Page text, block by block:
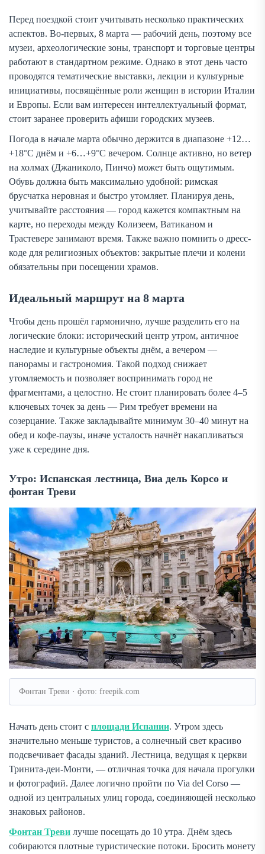
Перед поездкой стоит учитывать несколько практических
аспектов. Во-первых, 8 марта — рабочий день, поэтому все
музеи, археологические зоны, транспорт и торговые центры
работают в стандартном режиме. Однако в этот день часто
проводятся тематические выставки, лекции и культурные
инициативы, посвящённые роли женщин в истории Италии
и Европы. Если вам интересен интеллектуальный формат,
стоит заранее проверить афиши городских музеев.
Погода в начале марта обычно держится в диапазоне +12…
+18°C днём и +6…+9°C вечером. Солнце активно, но ветер
на холмах (Джаниколо, Пинчо) может быть ощутимым.
Обувь должна быть максимально удобной: римская
брусчатка неровная и быстро утомляет. Планируя день,
учитывайте расстояния — город кажется компактным на
карте, но переходы между Колизеем, Ватиканом и
Трастевере занимают время. Также важно помнить о дресс-
коде для религиозных объектов: закрытые плечи и колени
обязательны при посещении храмов.
Идеальный маршрут на 8 марта
Чтобы день прошёл гармонично, лучше разделить его на
логические блоки: исторический центр утром, античное
наследие и культурные объекты днём, а вечером —
панорамы и гастрономия. Такой подход снижает
утомляемость и позволяет воспринимать город не
фрагментами, а целостно. Не стоит планировать более 4–5
ключевых точек за день — Рим требует времени на
созерцание. Также закладывайте минимум 30–40 минут на
обед и кофе-паузы, иначе усталость начнёт накапливаться
уже к середине дня.
Утро: Испанская лестница, Виа дель Корсо и
фонтан Треви
Фонтан Треви · фото: freepik.com
Начать день стоит с площади Испании. Утром здесь
значительно меньше туристов, а солнечный свет красиво
подсвечивает фасады зданий. Лестница, ведущая к церкви
Тринита-деи-Монти, — отличная точка для начала прогулки
и фотографий. Далее логично пройти по Via del Corso —
одной из центральных улиц города, соединяющей несколько
знаковых районов.
Фонтан Треви лучше посещать до 10 утра. Днём здесь
собираются плотные туристические потоки. Бросить монету